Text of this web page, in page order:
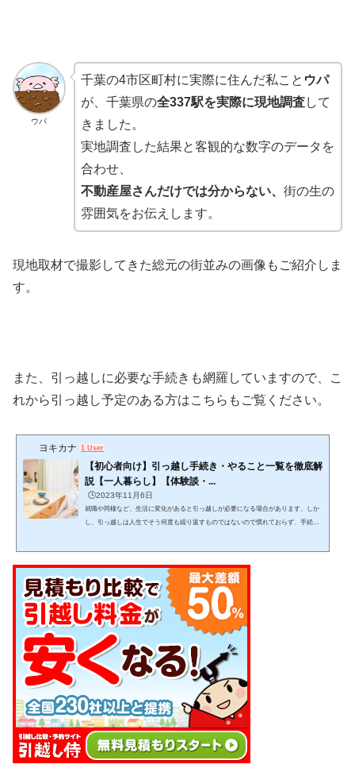
ウパ
千葉の4市区町村に実際に住んだ私こと ウパ
が、千葉県の全337駅を実際に現地調査して
きました。
実地調査した結果と客観的な数字のデータを
合わせ、
不動産屋さんだけでは分からない、 街の生の
雰囲気をお伝えします。
現地取材で撮影してきた総元の街並みの画像もご紹介しま
す。
また、引っ越しに必要な手続きも網羅していますので、こ
れから引っ越し予定のある方はこちらもご覧ください。
ヨキカナ 1 User
【初心者向け】引っ越し手続き・やること一覧を徹底解
説【一人暮らし】【体験談・...
🕒️2023年11月6日
就職や同棲など、生活に変化があると引っ越しが必要になる場合があります。しか
し、引っ越しは人生でそう何度も繰り返すものではないので慣れておらず、手続き
をこなし、失敗しない引っ越しを目指して下さい。 引っ越しは日数がかかりスケジ
ュール管理が必要で、見落としも発生し...